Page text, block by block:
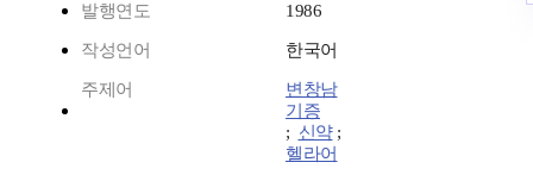
발행연도 1986
작성언어 한국어
주제어
변창남
기증
; 신약;
헬라어